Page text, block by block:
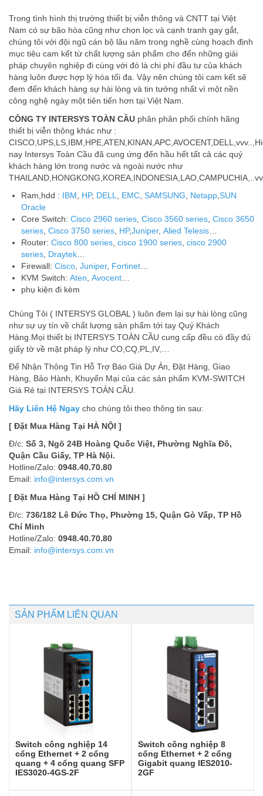
Trong tình hình thị trường thiết bị viễn thông và CNTT tại Việt
Nam có sự bão hòa cũng như chọn lọc và cạnh tranh gay gắt,
chúng tôi với đội ngũ cán bộ lâu năm trong nghề cùng hoạch định
mục tiêu cam kết từ chất lượng sản phẩm cho đến những giải
pháp chuyên nghiệp đi cùng với đó là chi phí đầu tư của khách
hàng luôn được hợp lý hóa tối đa. Vậy nên chúng tôi cam kết sẽ
đem đến khách hàng sự hài lòng và tin tưởng nhất vì một nền
công nghệ ngày một tiên tiến hơn tại Việt Nam.
CÔNG TY INTERSYS TOÀN CẦU phân phân phối chính hãng
thiết bị viễn thông khác như :
nay Intersys Toàn Cầu đã cung ứng đến hầu hết tất cả các quý
khách hàng lớn trong nước và ngoài nước như
Ram,hdd : IBM HP, DELL EMC, SAMSUNG Netapp, SUN
Oracle
Core Switch: Cisco 2960 series, Cisco 3560 series, Cisco 3650
series, Cisco 3750 series, HP,Juniper, Alied Telesis…
Router: Cisco 800 series, cisco 1900 series, cisco 2900
series, Draytek…
Firewall: Cisco, Juniper, Fortinet…
KVM Switch: Aten Avocent…
phụ kiện đi kèm
Chúng Tôi ( INTERSYS GLOBAL ) luôn đem lại sự hài lòng cũng
như sự uy tín về chất lượng sản phẩm tới tay Quý Khách
Hàng.Mọi thiết bị INTERSYS TOÀN CẦU cung cấp đều có đầy đủ
giấy tờ về mặt pháp lý như CO,CQ,PL,IV,…
Để Nhận Thông Tin Hỗ Trợ Báo Giá Dự Án, Đặt Hàng, Giao
Hàng, Bảo Hành, Khuyến Mại của các sản phẩm KVM-SWITCH
Giá Rẻ tại INTERSYS TOÀN CẦU.
Hãy Liên Hệ Ngay cho chúng tôi theo thông tin sau:
[ Đặt Mua Hàng Tại HÀ NỘI ]
Đ/c: Số 3, Ngõ 24B Hoàng Quốc Việt, Phường Nghĩa Đô,
Quận Cầu Giấy, TP Hà Nội.
Hotline/Zalo: 0948.40.70.80
Email: info@intersys.com.vn
[ Đặt Mua Hàng Tại HỒ CHÍ MINH ]
Đ/c: 736/182 Lê Đức Thọ, Phường 15, Quận Gò Vấp, TP Hồ
Chí Minh
Hotline/Zalo: 0948.40.70.80
Email: info@intersys.com.vn
SẢN PHẨM LIÊN QUAN
Switch công nghiệp 14
cổng Ethernet + 2 cổng
quang + 4 cổng quang SFP
IES3020-4GS-2F
Switch công nghiệp 8
cổng Ethernet + 2 cổng
Gigabit quang IES2010-
2GF